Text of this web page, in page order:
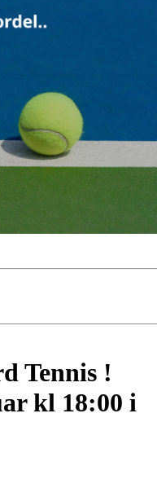
Tennis !
kl 18:00 i